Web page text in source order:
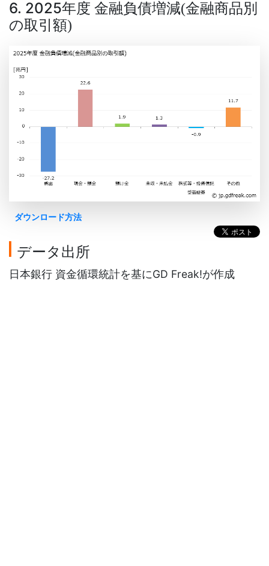
6. 2025年度 金融負債増減(金融商品別
の取引額)
ダウンロード方法
データ出所
日本銀行 資金循環統計を基にGD Freak!が作成